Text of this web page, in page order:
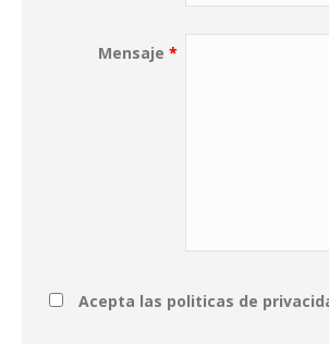
Mensaje*
Acepta las politicas de